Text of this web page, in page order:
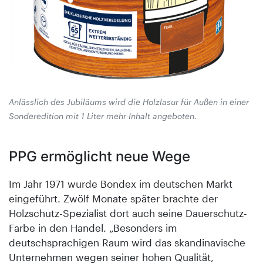
Anlässlich des Jubiläums wird die Holzlasur für Außen in einer
Sonder­edition mit 1 Liter mehr Inhalt angeboten.
PPG ermöglicht neue Wege
Im Jahr 1971 wurde Bondex im deutschen Markt
eingeführt. Zwölf Monate später brachte der
Holzschutz-Spezialist dort auch seine Dauerschutz-
Farbe in den Handel. „Besonders im
deutschsprachigen Raum wird das skandinavische
Unternehmen wegen seiner hohen Qualität,